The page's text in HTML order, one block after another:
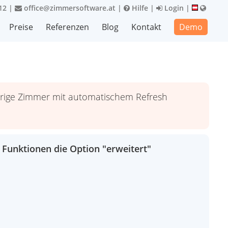
| office@zimmersoftware.at | Hilfe | Login |
Preise Referenzen Blog Kontakt Demo
Zimmer mit automatischem Refresh
die Option "erweitert"